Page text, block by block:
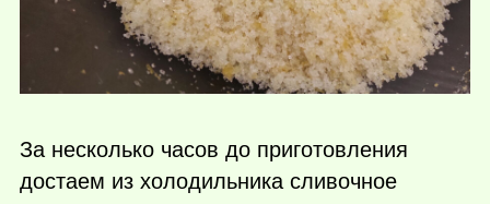
За несколько часов до приготовления
достаем из холодильника сливочное